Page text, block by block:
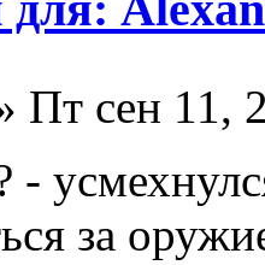
Пт сен 11,
за